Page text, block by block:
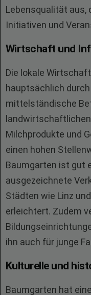
Lebensqualität aus,
Initiativen und
Wirtschaft und
Die lokale
hauptsächlich
mittelständische
Milchprodukte und
einen hohen
Baumgarten ist gut
ausgezeichnete
Städten wie Linz
erleichtert. Zudem
ihn auch für junge
Kulturelle und
Baumgarten hat